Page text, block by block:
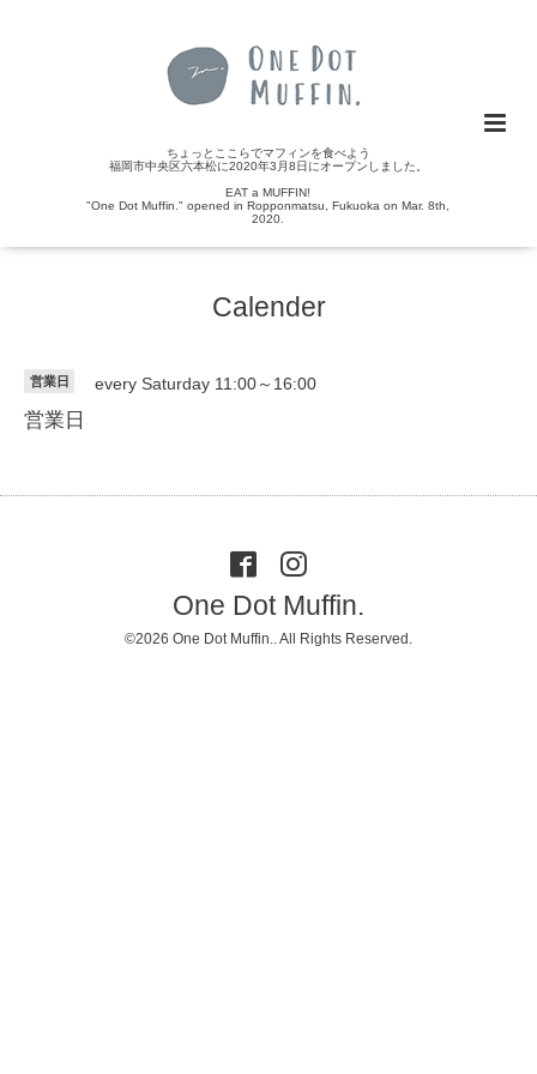
ちょっとここらでマフィンを食べよう
福岡市中央区六本松に2020年3月8日にオープンしました。
EAT a MUFFIN!
"One Dot Muffin." opened in Ropponmatsu, Fukuoka on Mar. 8th,
2020.
Calender
営業日 every Saturday 11:00～16:00
営業日
One Dot Muffin.
©2026 One Dot Muffin. . All Rights Reserved.